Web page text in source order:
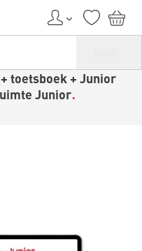
toetsboek + Junior
Junior